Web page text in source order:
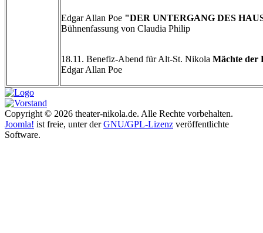
Edgar Allan Poe "DER UNTERGANG DES
Bühnenfassung von Claudia Philip
18.11. Benefiz-Abend für Alt-St. Nikola Mächte der
Edgar Allan Poe
Copyright © 2026 theater-nikola.de. Alle Rechte vorbehalten.
Joomla! ist freie, unter derGNU/GPL-Lizenz veröffentlichte
Software.